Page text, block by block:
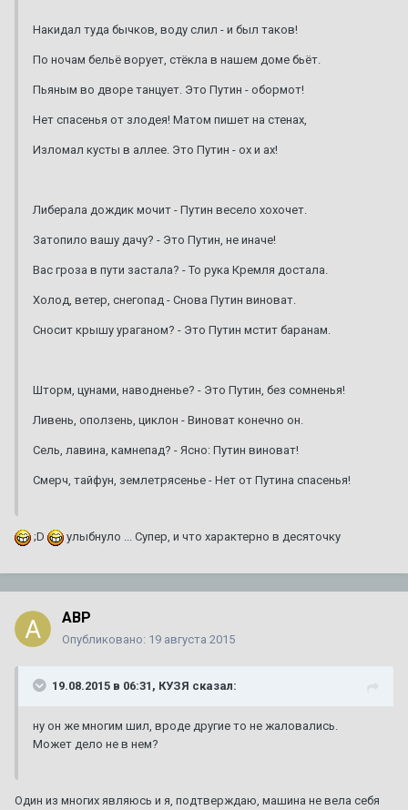
Накидал туда бычков, воду слил - и был таков!
По ночам бельё ворует, стёкла в нашем доме бьёт.
Пьяным во дворе танцует. Это Путин - обормот!
Нет спасенья от злодея! Матом пишет на стенах,
Изломал кусты в аллее. Это Путин - ох и ах!
Либерала дождик мочит - Путин весело хохочет.
Затопило вашу дачу? - Это Путин, не иначе!
Вас гроза в пути застала? - То рука Кремля достала.
Холод, ветер, снегопад - Снова Путин виноват.
Сносит крышу ураганом? - Это Путин мстит баранам.
Шторм, цунами, наводненье? - Это Путин, без сомненья!
Ливень, оползень, циклон - Виноват конечно он.
Сель, лавина, камнепад? - Ясно: Путин виноват!
Смерч, тайфун, землетрясенье - Нет от Путина спасенья!
;D улыбнуло ... Супер, и что характерно в десяточку
ABP
Опубликовано: 19 августа 2015
19.08.2015 в 06:31, КУЗЯ сказал:
ну он же многим шил, вроде другие то не жаловались.
Может дело не в нем?
Один из многих являюсь и я, подтверждаю, машина не вела себя